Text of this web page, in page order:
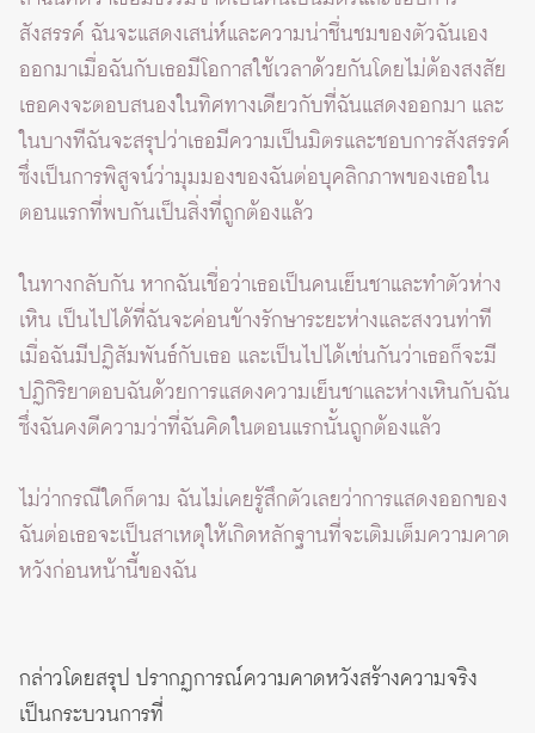
สังสรรค์ ฉันจะแสดงเสน่ห์และความน่าชื่นชมของตัวฉันเอง
ออกมาเมื่อฉันกับเธอมีโอกาสใช้เวลาด้วยกันโดยไม่ต้องสงสัย
เธอคงจะตอบสนองในทิศทางเดียวกับที่ฉันแสดงออกมา และ
ในบางทีฉันจะสรุปว่าเธอมีความเป็นมิตรและชอบการสังสรรค์
ซึ่งเป็นการพิสูจน์ว่ามุมมองของฉันต่อบุคลิกภาพของเธอใน
ตอนแรกที่พบกันเป็นสิ่งที่ถูกต้องแล้ว
ในทางกลับกัน หากฉันเชื่อว่าเธอเป็นคนเย็นชาและทำตัวห่าง
เหิน เป็นไปได้ที่ฉันจะค่อนข้างรักษาระยะห่างและสงวนท่าที
เมื่อฉันมีปฏิสัมพันธ์กับเธอ และเป็นไปได้เช่นกันว่าเธอก็จะมี
ปฏิกิริยาตอบฉันด้วยการแสดงความเย็นชาและห่างเหินกับฉัน
ซึ่งฉันคงตีความว่าที่ฉันคิดในตอนแรกนั้นถูกต้องแล้ว
ไม่ว่ากรณีใดก็ตาม ฉันไม่เคยรู้สึกตัวเลยว่าการแสดงออกของ
ฉันต่อเธอจะเป็นสาเหตุให้เกิดหลักฐานที่จะเติมเต็มความคาด
หวังก่อนหน้านี้ของฉัน
กล่าวโดยสรุป ปรากฏการณ์ความคาดหวังสร้างความจริง
เป็นกระบวนการที่